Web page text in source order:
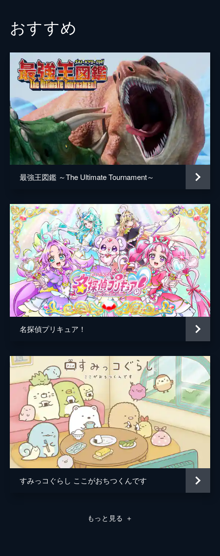
9話 ローミーとハチュピンが入れ替わっ
た？
まった。原因はチエピンの発明した魔法のオ
イルだった。果たしてローミーとハチュピン
は元の体に戻れるかな?
13分
10話 白雪ローミー
ローミーとティニピンたちが絵本の中に入っ
てしまった。早く助けないとローミーとティ
ニピンたちは絵本の中から出られなくなって
しまう。事態は一刻も争うのだった。
13分
おすすめ
最強王図鑑 ～The Ultimate Tournament～
名探偵プリキュア！
すみっコぐらし ここがおちつくんです
もっと見る ＋